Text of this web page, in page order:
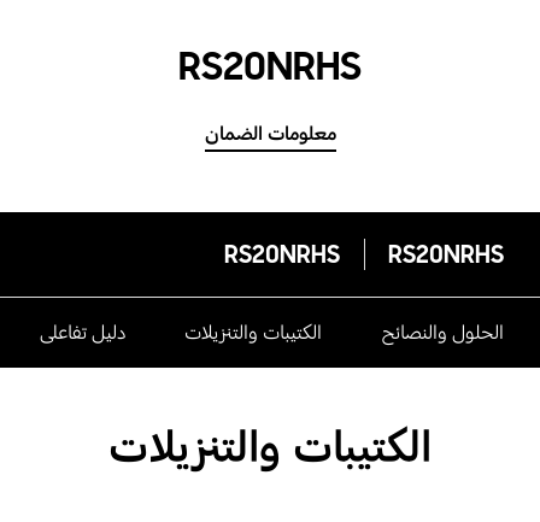
RS20NRHS
معلومات الضمان
RS20NRHS
RS20NRHS
الحلول والنصائح الكتيبات والتنزيلات دليل تفاعلى
الكتيبات والتنزيلات